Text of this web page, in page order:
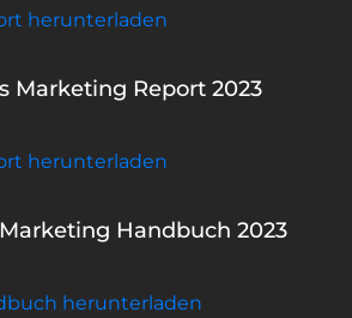
herunterladen
Marketing Report 2023
herunterladen
Handbuch 2023
herunterladen